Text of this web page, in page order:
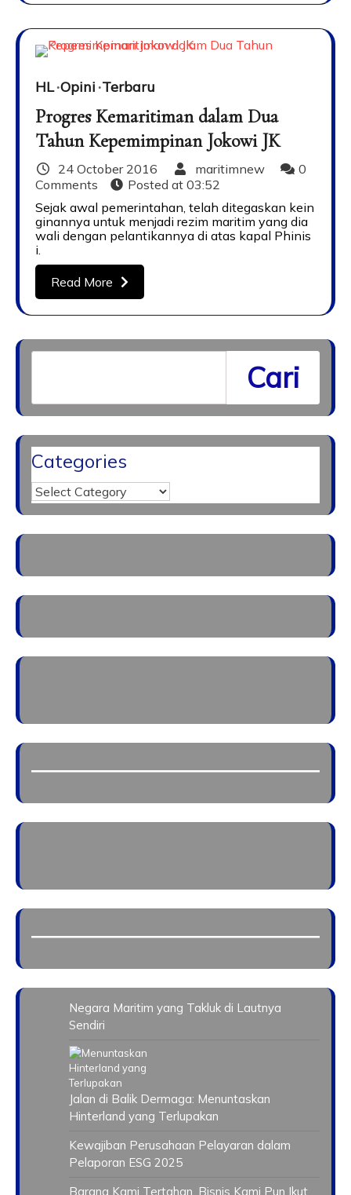
HL Opini Terbaru
Progres Kemaritiman dalam Dua
Tahun Kepemimpinan Jokowi JK
24 October 2016 maritimnew
0
Comments
Posted at 03:52
Sejak awal pemerintahan, telah ditegaskan kein
ginannya untuk menjadi rezim maritim yang dia
wali dengan pelantikannya di atas kapal Phinis
i.
Read More
Cari
Categories
Negara Maritim yang Takluk di Lautnya
Sendiri
Jalan di Balik Dermaga: Menuntaskan
Hinterland yang Terlupakan
Kewajiban Perusahaan Pelayaran dalam
Pelaporan ESG 2025
Barang Kami Tertahan, Bisnis Kami Pun Ikut